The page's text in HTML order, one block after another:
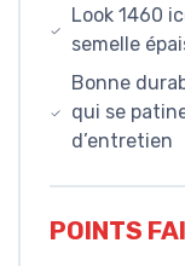
Look 1460
semelle
Bonne
qui se
d’entretien
POINTS